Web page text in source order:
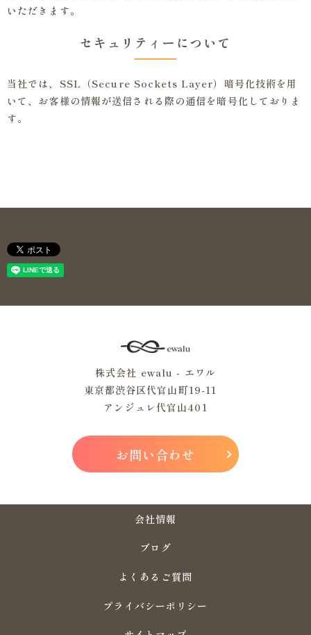
いただきます。
セキュリティーについて
当社では、SSL（Secure Sockets Layer）暗号化技術を用
いて、お客様の情報が送信される際の通信を暗号化しておりま
す。
株式会社 ewalu - エワル
東京都渋谷区代官山町19-11
アンジュレ代官山401
お問い合わせ
会社情報
ブログ
よくあるご質問
プライバシーポリシー